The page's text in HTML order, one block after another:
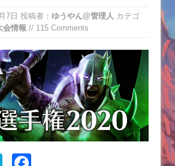
7日 投稿者： ゆうやん@管理人 カテゴ
会情報 // 115 Comments